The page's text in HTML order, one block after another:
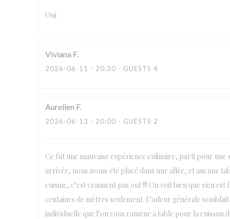
Oui
Viviana F
2026-06-11 - 20:30 - GUESTS 4
Aurelien F
2026-06-13 - 20:00 - GUESTS 2
Ce fut une mauvaise expérience culinaire, parti pour une
arrivée, nous avons été placé dans une allée, et aucune
cuisine, c’est vraiment pas ouf !!! On voit bien que rien
centaines de mètres seulement. L’odeur générale
individuelle que l’on vous ramène à table pour la